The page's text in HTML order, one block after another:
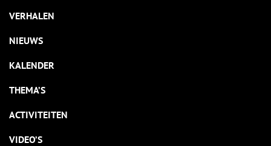
VERHALEN
NIEUWS
KALENDER
THEMA’S
ACTIVITEITEN
VIDEO’S